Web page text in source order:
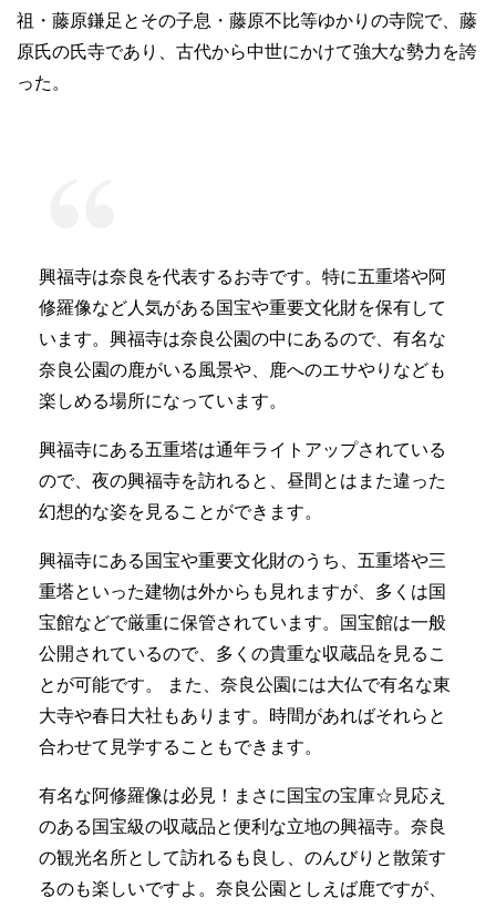
祖・藤原鎌足とその子息・藤原不比等ゆかりの寺院で、藤
原氏の氏寺であり、古代から中世にかけて強大な勢力を誇
った。
興福寺は奈良を代表するお寺です。特に五重塔や阿
修羅像など人気がある国宝や重要文化財を保有して
います。興福寺は奈良公園の中にあるので、有名な
奈良公園の鹿がいる風景や、鹿へのエサやりなども
楽しめる場所になっています。
興福寺にある五重塔は通年ライトアップされている
ので、夜の興福寺を訪れると、昼間とはまた違った
幻想的な姿を見ることができます。
興福寺にある国宝や重要文化財のうち、五重塔や三
重塔といった建物は外からも見れますが、多くは国
宝館などで厳重に保管されています。国宝館は一般
公開されているので、多くの貴重な収蔵品を見るこ
とが可能です。 また、奈良公園には大仏で有名な東
大寺や春日大社もあります。時間があればそれらと
合わせて見学することもできます。
有名な阿修羅像は必見！まさに国宝の宝庫☆見応え
のある国宝級の収蔵品と便利な立地の興福寺。奈良
の観光名所として訪れるも良し、のんびりと散策す
るのも楽しいですよ。奈良公園としえば鹿ですが、